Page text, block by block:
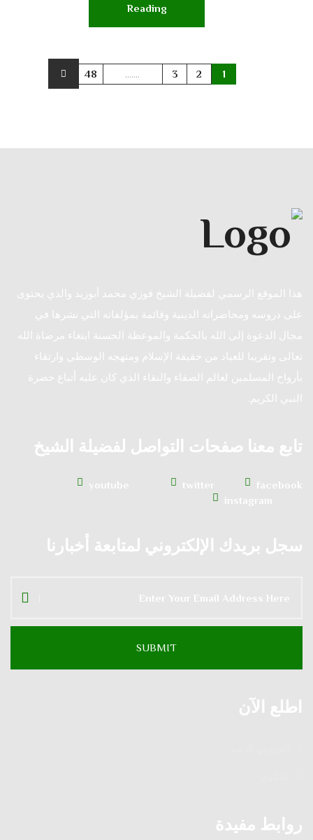
Reading
1
2
3
.......
48
هذا الموقع الرسمي لفضيلة الشيخ فوزي محمد أبوزيد والذي يحتوى
على دروسه ومحاضراته الدينية وقائمة بمؤلفاته التي نشرها في
مجال الدعوة إلى الله بالحكمة والموعظة الحسنة ابتغاء مرضاة الله
تعالى وتقريبا للعباد من حقيقة الإسلام ومنهجه الوسطي وارتقاء
بأرواح المسلمين لعالم الصفاء والنقاء الذي كان عليه أتباع حضرة
النبي الكريم.
تابع معنا صفحات التواصل لفضيلة الشيخ
facebook
twitter
youtube
instagram
سجل بريدك الإلكتروني لمتابعة أخبارنا
اطلع الآن
روابط مفيدة